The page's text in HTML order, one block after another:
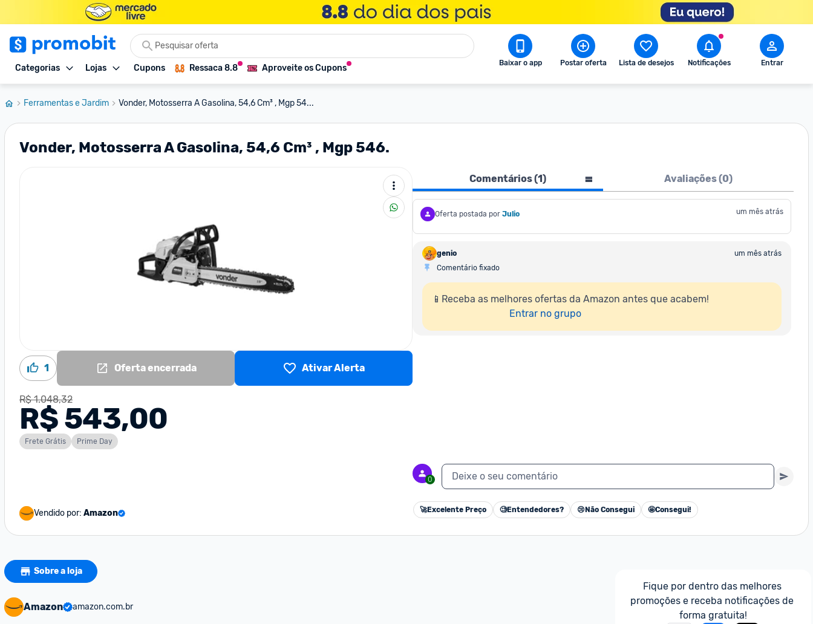
Categorias Lojas Cupons Ressaca 8.8 Aproveite os Cupons Baixar o app Postar oferta Lista de desejos Notificações Entrar
Ferramentas e Jardim Vonder, Motosserra A Gasolina, 54,6 Cm³ , Mgp 54...
Vonder, Motosserra A Gasolina, 54,6 Cm³ , Mgp 546.
1 Oferta encerrada Ativar Alerta
R$ 1.048,32
R$ 543,00
Frete Grátis Prime Day
Vendido por: Amazon
Comentários (1) Avaliações (0)
Oferta postada por Julio um mês atrás
genio
um mês atrás
Comentário fixado
📱Receba as melhores ofertas da Amazon antes que acabem!
Entrar no grupo
0 Deixe o seu comentário
🚀Excelente Preço 🧐Entendedores? 😢 Não Consegui 🤩Consegui!
Sobre a loja
Amazon amazon.com.br
Fique por dentro das melhores
promoções e receba notificações de
forma gratuita!